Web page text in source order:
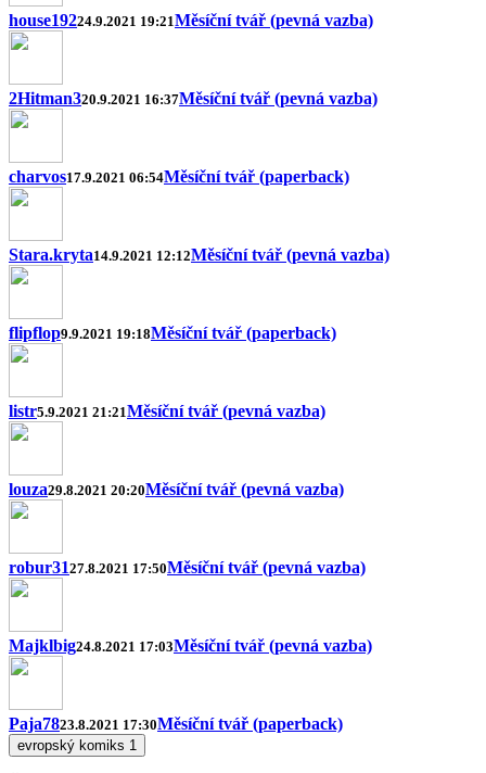
house19224.9.2021 19:21Měsíční tvář (pevná vazba)
2Hitman320.9.2021 16:37Měsíční tvář (pevná vazba)
charvos17.9.2021 06:54Měsíční tvář (paperback)
Stara.kryta14.9.2021 12:12Měsíční tvář (pevná vazba)
flipflop9.9.2021 19:18Měsíční tvář (paperback)
listr5.9.2021 21:21Měsíční tvář (pevná vazba)
louza29.8.2021 20:20Měsíční tvář (pevná vazba)
robur3127.8.2021 17:50Měsíční tvář (pevná vazba)
Majklbig24.8.2021 17:03Měsíční tvář (pevná vazba)
Paja7823.8.2021 17:30Měsíční tvář (paperback)
evropský komiks 1